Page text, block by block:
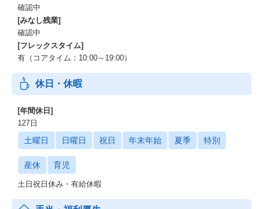
確認中
[みなし残業]
確認中
[フレックスタイム]
有（コアタイム：10:00～19:00）
休日・休暇
[年間休日]
127日
土曜日 日曜日 祝日 年末年始 夏季 特別
産休 育児
土日祝日休み・有給休暇